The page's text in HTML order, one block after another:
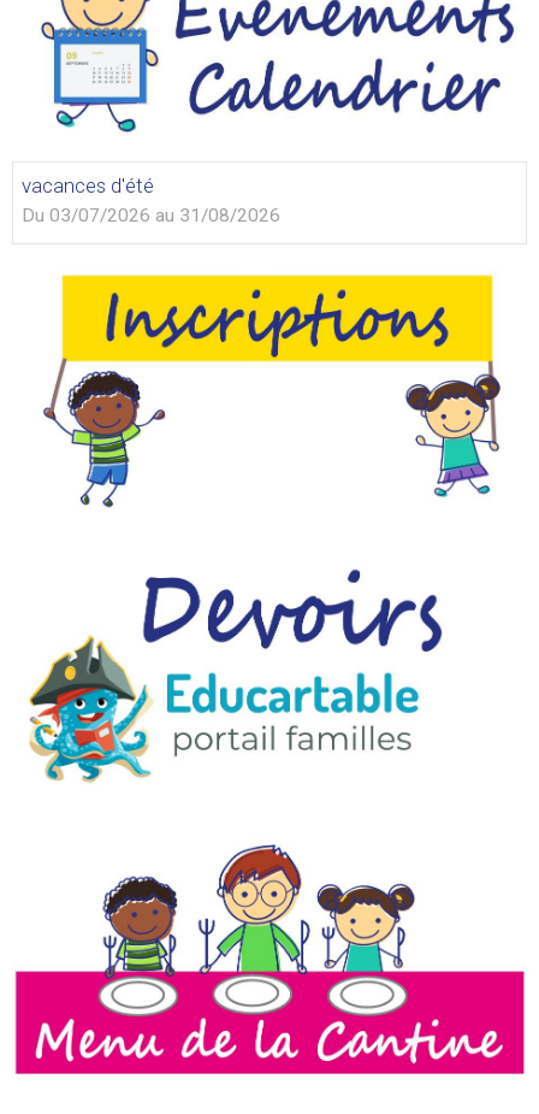
vacances d'été
Du 03/07/2026 au 31/08/2026